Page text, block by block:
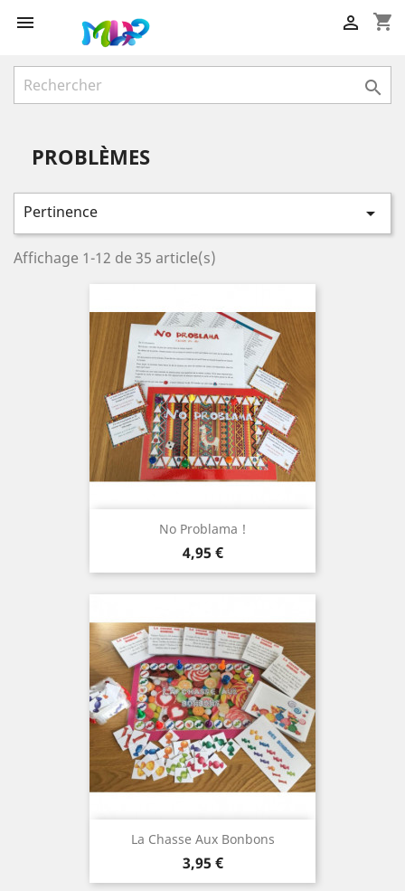
 shopping_cart


PROBLÈMES
Pertinence 
Affichage 1-12 de 35 article(s)
No Problama !
Prix
4,95 €
La Chasse Aux Bonbons
Prix
3,95 €